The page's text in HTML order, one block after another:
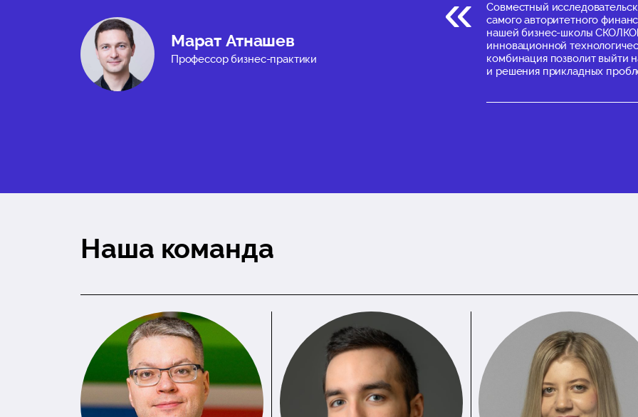
Марат Атнашев
Профессор бизнес-практики
Совместный
самого авторитетного
нашей бизнес-школы
инновационной
комбинация позволит выйти
и решения прикладных
Наша команда